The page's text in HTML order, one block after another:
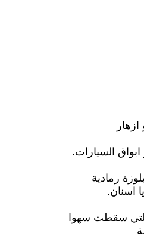
السيارات.
رمادية
اسنان.
سقطت سهوا